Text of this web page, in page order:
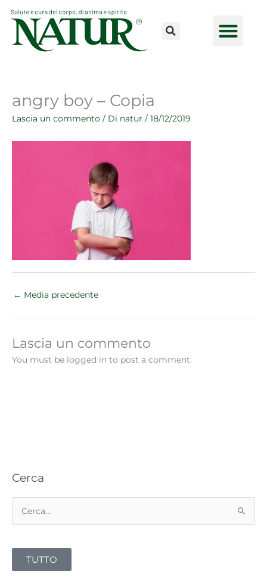
contenuto
angry boy – Copia
Lascia un commento / Di natur / 18/12/2019
← Media precedente
Lascia un commento
You must be logged in to post a comment.
Cerca
r
TUTTO